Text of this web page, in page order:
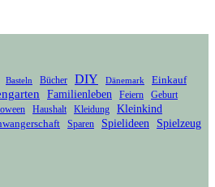
Basteln Bücher DIY Dänemark Einkauf
Familienleben Feiern Geburt
Haushalt Kleidung Kleinkind
Sparen Spielideen Spielzeug